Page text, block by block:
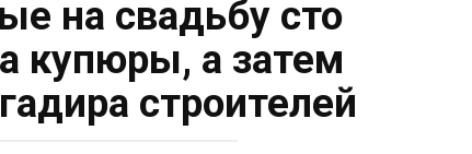
на свадьбу сто
купюры, а затем
строителей